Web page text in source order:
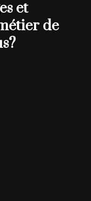
et
de